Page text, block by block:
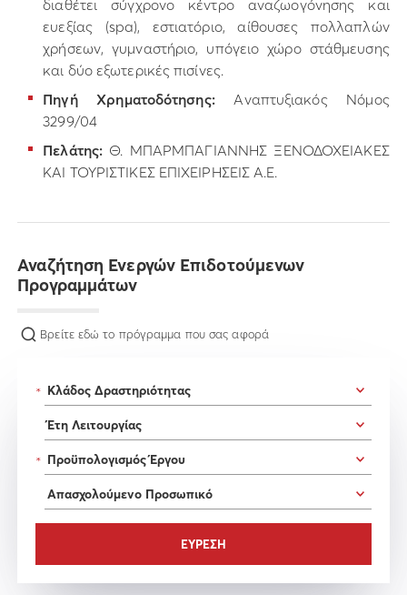
διαθέτει σύγχρονο κέντρο αναζωογόνησης και
ευεξίας (spa), εστιατόριο, αίθουσες πολλαπλών
χρήσεων, γυμναστήριο, υπόγειο χώρο στάθμευσης
και δύο εξωτερικές πισίνες.
Πηγή Χρηματοδότησης:Αναπτυξιακός Νόμος
3299/04
Πελάτης: Θ. ΜΠΑΡΜΠΑΓΙΑΝΝΗΣ ΞΕΝΟΔΟΧΕΙΑΚΕΣ
ΚΑΙ ΤΟΥΡΙΣΤΙΚΕΣ ΕΠΙΧΕΙΡΗΣΕΙΣ Α.Ε.
Αναζήτηση Ενεργών Επιδοτούμενων
Προγραμμάτων
Βρείτε εδώ το πρόγραμμα που σας αφορά
*
*